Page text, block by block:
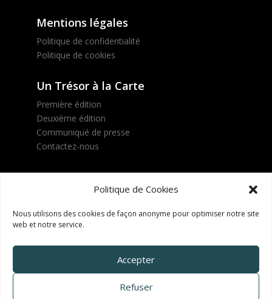
Politique de Cookies
Nous utilisons des cookies de façon anonyme pour optimiser notre site
web et notre service.
Accepter
Refuser
Mentions légales
Politique de confidentialité
Politique de cookies
Un Trésor à la Carte
Première édition
Deuxième édition
Communiqué de presse
Contactez-nous
Suivez le projet !
INSCRIVEZ-VOUS !